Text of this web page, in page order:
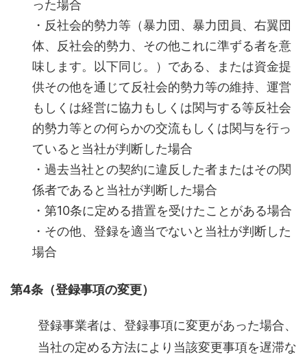
った場合
・反社会的勢力等（暴力団、暴力団員、右翼団
体、反社会的勢力、その他これに準ずる者を意
味します。以下同じ。）である、または資金提
供その他を通じて反社会的勢力等の維持、運営
もしくは経営に協力もしくは関与する等反社会
的勢力等との何らかの交流もしくは関与を行っ
ていると当社が判断した場合
・過去当社との契約に違反した者またはその関
係者であると当社が判断した場合
・第10条に定める措置を受けたことがある場合
・その他、登録を適当でないと当社が判断した
場合
第4条（登録事項の変更）
登録事業者は、登録事項に変更があった場合、
当社の定める方法により当該変更事項を遅滞な